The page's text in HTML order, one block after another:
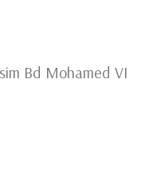
Bd Mohamed VI